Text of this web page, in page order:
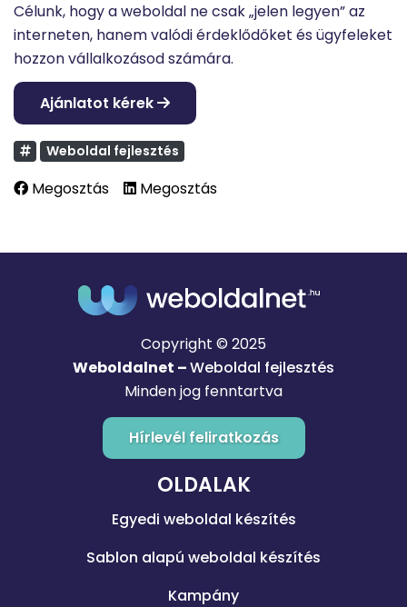
Célunk, hogy a weboldal ne csak „jelen legyen” az
interneten, hanem valódi érdeklődőket és ügyfeleket
hozzon vállalkozásod számára.
Ajánlatot kérek
Weboldal fejlesztés
Megosztás Megosztás
Copyright © 2025
Weboldalnet –Weboldal fejlesztés
Minden jog fenntartva
Hírlevél feliratkozás
OLDALAK
Egyedi weboldal készítés
Sablon alapú weboldal készítés
Kampány